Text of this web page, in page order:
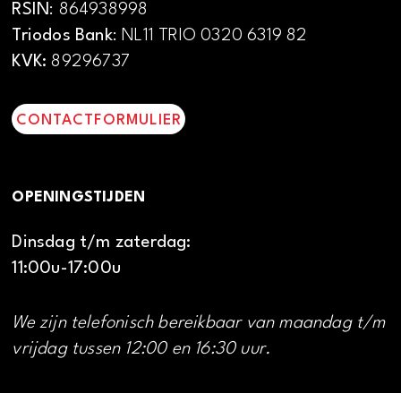
RSIN: 864938998
Triodos Bank: NL11 TRIO 0320 6319 82
KVK: 89296737
CONTACTFORMULIER
OPENINGSTIJDEN
Dinsdag t/m zaterdag:
11:00u-17:00u
We zijn telefonisch bereikbaar van maandag t/m
vrijdag tussen 12:00 en 16:30 uur.